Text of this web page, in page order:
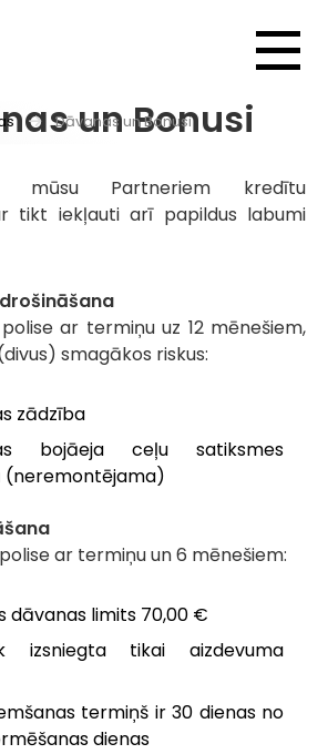
Dāvanas un Bonusi
un Bonusi
mūsu Partneriem kredītu
tikt iekļauti arī papildus labumi
ar termiņu uz 12 mēnešiem,
smagākos riskus:
zādzība
bojāeja ceļu satiksmes
(neremontējama)
ar termiņu un 6 mēnešiem:
dāvanas limits 70,00 €
izsniegta tikai aizdevuma
termiņš ir 30 dienas no
dienas